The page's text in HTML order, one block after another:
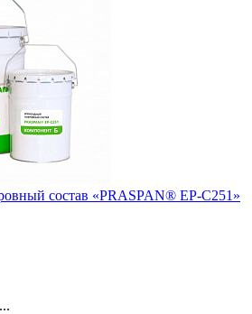
состав «PRASPAN® EP-C251»